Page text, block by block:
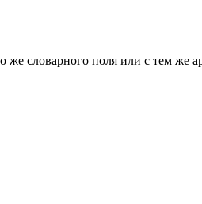
же словарного поля или с тем же